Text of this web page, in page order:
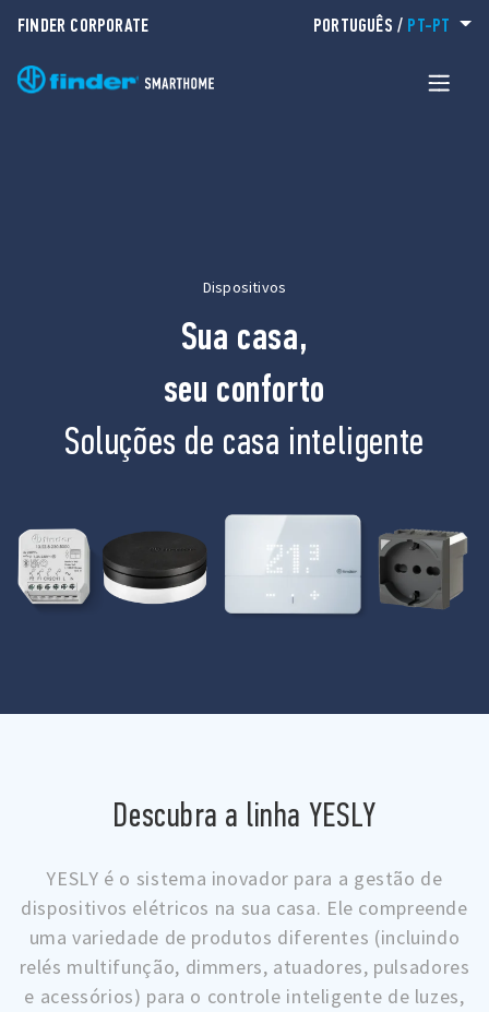
FINDER CORPORATE PORTUGUÊS / PT-PT
Dispositivos
Sua casa,
seu conforto
Soluções de casa inteligente
Descubra a linha YESLY
YESLY é o sistema inovador para a gestão de
dispositivos elétricos na sua casa. Ele compreende
uma variedade de produtos diferentes (incluindo
relés multifunção, dimmers, atuadores, pulsadores
e acessórios) para o controle inteligente de luzes,